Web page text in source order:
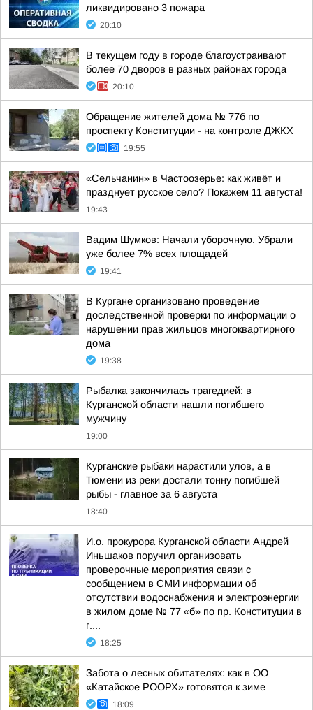
ликвидировано 3 пожара
20:10
В текущем году в городе благоустраивают
более 70 дворов в разных районах города
20:10
Обращение жителей дома № 77б по
проспекту Конституции - на контроле ДЖКХ
19:55
«Сельчанин» в Частоозерье: как живёт и
празднует русское село? Покажем 11 августа!
19:43
Вадим Шумков: Начали уборочную. Убрали
уже более 7% всех площадей
19:41
В Кургане организовано проведение
доследственной проверки по информации о
нарушении прав жильцов многоквартирного
дома
19:38
Рыбалка закончилась трагедией: в
Курганской области нашли погибшего
мужчину
19:00
Курганские рыбаки нарастили улов, а в
Тюмени из реки достали тонну погибшей
рыбы - главное за 6 августа
18:40
И.о. прокурора Курганской области Андрей
Иньшаков поручил организовать
проверочные мероприятия связи с
сообщением в СМИ информации об
отсутствии водоснабжения и электроэнергии
в жилом доме № 77 «б» по пр. Конституции в
г....
18:25
Забота о лесных обитателях: как в ОО
«Катайское РООРХ» готовятся к зиме
18:09